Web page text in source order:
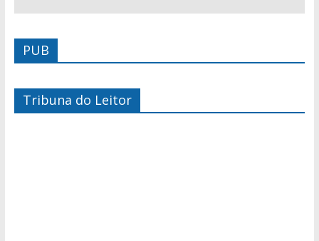
PUB
Tribuna do Leitor